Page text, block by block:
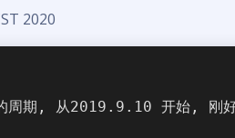
2020
周期, 从2019.9.10 开始, 刚好